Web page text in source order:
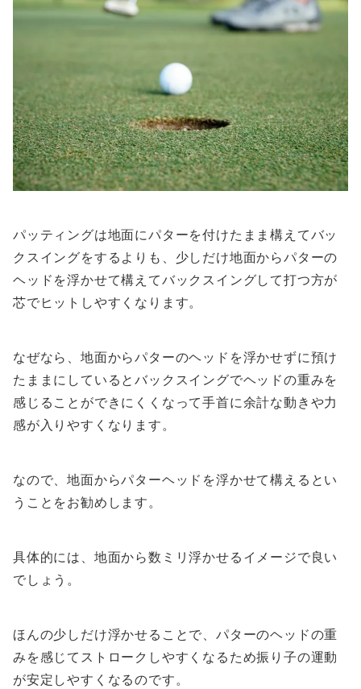
パッティングは地面にパターを付けたまま構えてバッ
クスイングをするよりも、少しだけ地面からパターの
ヘッドを浮かせて構えてバックスイングして打つ方が
芯でヒットしやすくなります。
なぜなら、地面からパターのヘッドを浮かせずに預け
たままにしているとバックスイングでヘッドの重みを
感じることができにくくなって手首に余計な動きや力
感が入りやすくなります。
なので、地面からパターヘッドを浮かせて構えるとい
うことをお勧めします。
具体的には、地面から数ミリ浮かせるイメージで良い
でしょう。
ほんの少しだけ浮かせることで、パターのヘッドの重
みを感じてストロークしやすくなるため振り子の運動
が安定しやすくなるのです。